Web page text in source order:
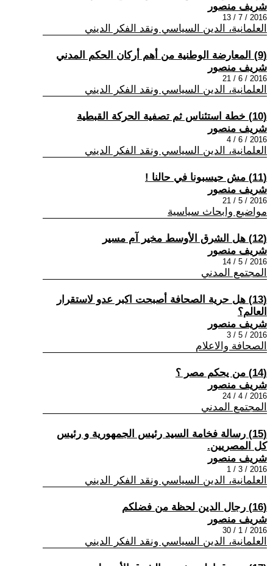
شريف منصور
2016 / 7 / 13
العلمانية، الدين السياسي ونقد الفكر الديني
(9) المعارضة الوطنية من أهم أركان الحكم المدني
شريف منصور
2016 / 6 / 21
العلمانية، الدين السياسي ونقد الفكر الديني
(10) خطة استئناس ثم تصفية الحركة القبطية
شريف منصور
2016 / 6 / 4
العلمانية، الدين السياسي ونقد الفكر الديني
(11) مش حيسبونا في حالنا !
شريف منصور
2016 / 5 / 21
مواضيع وابحاث سياسية
(12) هل الشرق الأوسط مخير آم مسير
شريف منصور
2016 / 5 / 14
المجتمع المدني
(13) هل حرية الصحافة أصبحت اكبر عدو لاستقرار
العالم؟
شريف منصور
2016 / 5 / 3
الصحافة والاعلام
(14) من يحكم مصر ؟
شريف منصور
2016 / 4 / 24
المجتمع المدني
(15) رسالة فخامة السيد رئيس الجمهورية و رئيس
كل المصريين.
شريف منصور
2016 / 3 / 1
العلمانية، الدين السياسي ونقد الفكر الديني
(16) رجال الدين لحظة من فضلكم
شريف منصور
2016 / 1 / 30
العلمانية، الدين السياسي ونقد الفكر الديني